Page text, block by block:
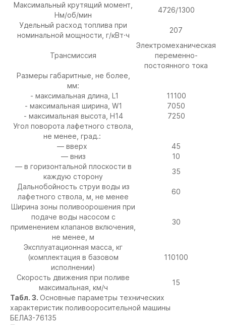
Максимальный крутящий момент,
Нм/об/мин
4726/1300
Удельный расход топлива при
номинальной мощности, г/кВт·ч
207
Трансмиссия
Электромеханическая
переменно-
постоянного тока
Размеры габаритные, не более,
мм:
- максимальная длина, L1
11100
- максимальная ширина, W1
7050
- максимальная высота, H14
7250
Угол поворота лафетного ствола,
не менее, град.:
— вверх
45
— вниз
10
— в горизонтальной плоскости в
каждую сторону
35
Дальнобойность струи воды из
лафетного ствола, м, не менее
60
Ширина зоны поливоорошения при
подаче воды насосом с
применением клапанов включения,
не менее, м
30
Эксплуатационная масса, кг
(комплектация в базовом
исполнении)
110100
Скорость движения при поливе
максимальная, км/ч
15
Табл. 3. Основные параметры технических
характеристик поливооросительной машины
БЕЛАЗ-76135